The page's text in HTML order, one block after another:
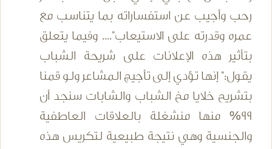
رحب وأجيب عن استفساراته بما يتناسب مع
عمره وقدرته على الاستيعاب".... وفيما يتعلق
بتأثير هذه الإعلانات على شريحة الشباب
يقول:" إنها تؤدي إلى تأجيج المشاعر ولو قمنا
بتشريح خلايا مخ الشباب والشابات سنجد أن
99% منها منشغلة بالعلاقات العاطفية
والجنسية وهي نتيجة طبيعية لتكريس هذه